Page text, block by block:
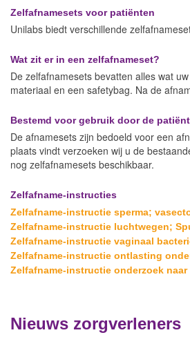
Zelfafnamesets voor patiënten
Unilabs biedt verschillende
Wat zit er in een zelfafnameset?
De zelfafnamesets bevatten alles wat
materiaal en een safetybag. Na de
Bestemd voor gebruik door de
De afnamesets zijn bedoeld voor een
plaats vindt verzoeken wij u de
nog zelfafnamesets beschikbaar.
Zelfafname-instructies
Zelfafname-instructie sperma;
Zelfafname-instructie luchtwegen;
Zelfafname-instructie vaginaal
Zelfafname-instructie ontlasting
Zelfafname-instructie onderzoek
Nieuws zorgverleners